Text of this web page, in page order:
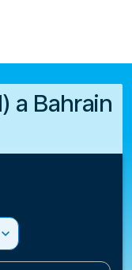
a Bahrain
expand_more